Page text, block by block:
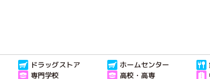
ドラッグストア ホームセンター
専門学校 高校・高専